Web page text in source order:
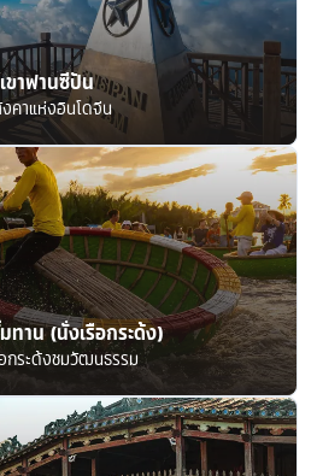
เขาฟานซีปัน
คาแห่งอินโดจีน
าน (นั่งเรือกระด้ง)
กระด้งชมวัฒนธรรม